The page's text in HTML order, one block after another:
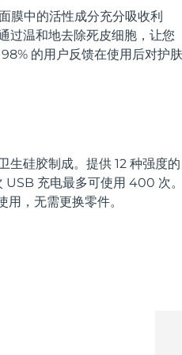
膜中的活性成分充分吸收利
过温和地去除死皮细胞，让您
的用户反馈在使用后对护肤
生硅胶制成。提供 12 种强度的
USB 充电最多可使用 400 次
，无需更换零件。